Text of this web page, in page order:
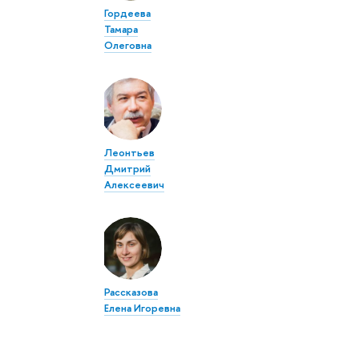
Гордеева
Тамара
Олеговна
Леонтьев
Дмитрий
Алексеевич
Рассказова
Елена Игоревна